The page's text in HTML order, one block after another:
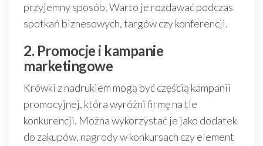
przyjemny sposób. Warto je rozdawać podczas
spotkań biznesowych, targów czy konferencji.
2. Promocje i kampanie
marketingowe
Krówki z nadrukiem mogą być częścią kampanii
promocyjnej, która wyróżni firmę na tle
konkurencji. Można wykorzystać je jako dodatek
do zakupów, nagrody w konkursach czy element